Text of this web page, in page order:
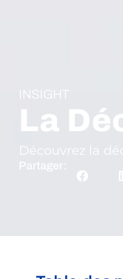
INSIGHT
La
Découvrez la
Partager: